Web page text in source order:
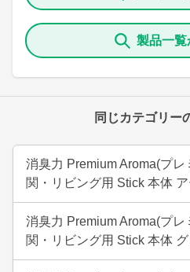
製品一覧
同じカテゴリー
消臭力 Premium Aroma(プレ
関・リビング用 Stick 本体
消臭力 Premium Aroma(プレ
関・リビング用 Stick 本体